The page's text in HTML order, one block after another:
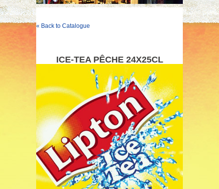
« Back to Catalogue
ICE-TEA PÊCHE 24X25CL